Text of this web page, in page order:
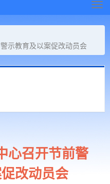
示教育及以案促改动员会
心召开节前警
改动员会